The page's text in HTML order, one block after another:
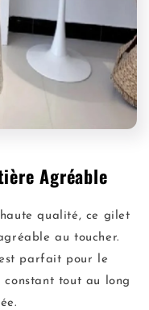
Agréable
qualité, ce gilet
au toucher.
parfait pour le
tout au long